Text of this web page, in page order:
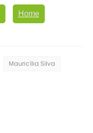
Home
Mauricília Silva